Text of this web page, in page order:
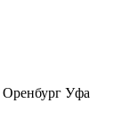
Оренбург Уфа